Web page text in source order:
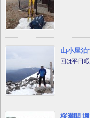
山小屋泊
回は平日
桜満開